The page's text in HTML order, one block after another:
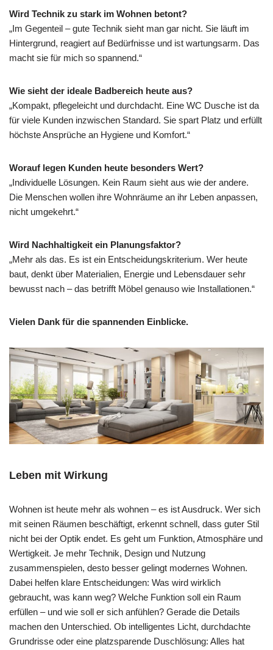
Wird Technik zu stark im Wohnen betont?
„Im Gegenteil – gute Technik sieht man gar nicht. Sie läuft im
Hintergrund, reagiert auf Bedürfnisse und ist wartungsarm. Das
macht sie für mich so spannend.“
Wie sieht der ideale Badbereich heute aus?
„Kompakt, pflegeleicht und durchdacht. Eine WC Dusche ist da
für viele Kunden inzwischen Standard. Sie spart Platz und erfüllt
höchste Ansprüche an Hygiene und Komfort.“
Worauf legen Kunden heute besonders Wert?
„Individuelle Lösungen. Kein Raum sieht aus wie der andere.
Die Menschen wollen ihre Wohnräume an ihr Leben anpassen,
nicht umgekehrt.“
Wird Nachhaltigkeit ein Planungsfaktor?
„Mehr als das. Es ist ein Entscheidungskriterium. Wer heute
baut, denkt über Materialien, Energie und Lebensdauer sehr
bewusst nach – das betrifft Möbel genauso wie Installationen.“
Vielen Dank für die spannenden Einblicke.
Leben mit Wirkung
Wohnen ist heute mehr als wohnen – es ist Ausdruck. Wer sich
mit seinen Räumen beschäftigt, erkennt schnell, dass guter Stil
nicht bei der Optik endet. Es geht um Funktion, Atmosphäre und
Wertigkeit. Je mehr Technik, Design und Nutzung
zusammenspielen, desto besser gelingt modernes Wohnen.
Dabei helfen klare Entscheidungen: Was wird wirklich
gebraucht, was kann weg? Welche Funktion soll ein Raum
erfüllen – und wie soll er sich anfühlen? Gerade die Details
machen den Unterschied. Ob intelligentes Licht, durchdachte
Grundrisse oder eine platzsparende Duschlösung: Alles hat